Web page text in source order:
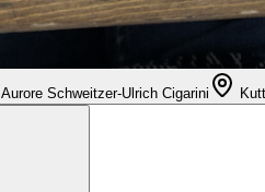
Aurore Schweitzer-Ulrich Cigarini